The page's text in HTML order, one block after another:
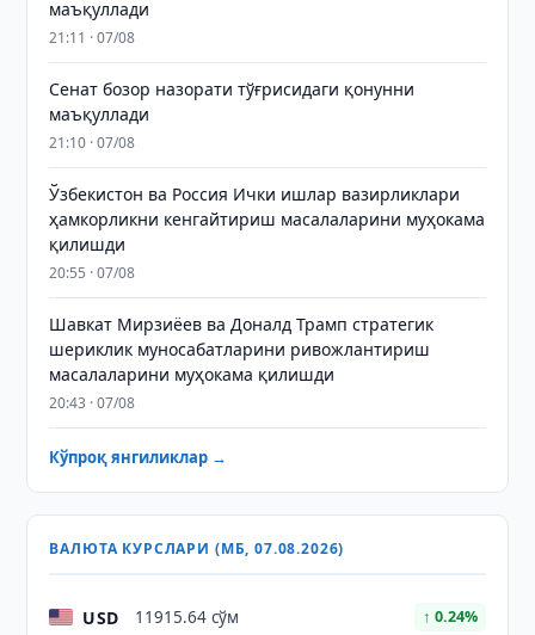
маъқуллади
21:11 · 07/08
Сенат бозор назорати тўғрисидаги қонунни
маъқуллади
21:10 · 07/08
Ўзбекистон ва Россия Ички ишлар вазирликлари
ҳамкорликни кенгайтириш масалаларини муҳокама
қилишди
20:55 · 07/08
Шавкат Мирзиёев ва Доналд Трамп стратегик
шериклик муносабатларини ривожлантириш
масалаларини муҳокама қилишди
20:43 · 07/08
Кўпроқ янгиликлар →
ВАЛЮТА КУРСЛАРИ (МБ, 07.08.2026)
USD 11915.64 сўм ↑ 0.24%